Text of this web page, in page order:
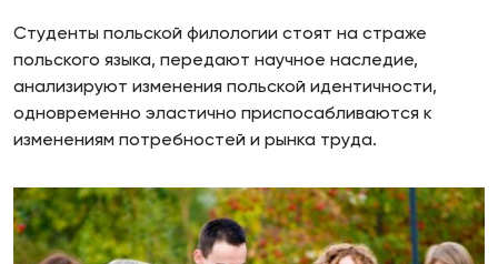
Студенты польской филологии стоят на страже
польского языка, передают научное наследие,
анализируют изменения польской идентичности,
одновременно эластично приспосабливаются к
изменениям потребностей и рынка труда.